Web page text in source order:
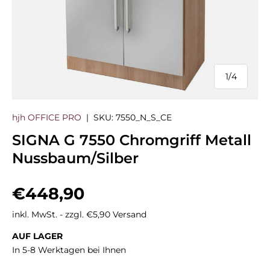
1/
von
4
hjh OFFICE PRO | SKU: 7550_N_S_CE
SIGNA G 7550 Chromgriff Metall
Nussbaum/Silber
Normaler Preis
€448,90
inkl. MwSt. - zzgl. €5,90 Versand
AUF LAGER
In 5-8 Werktagen bei Ihnen